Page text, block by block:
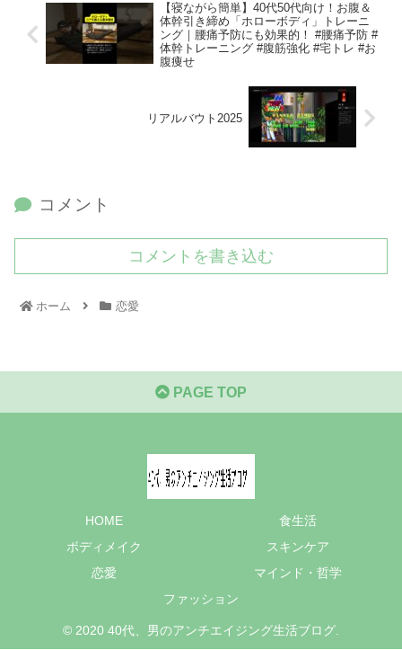
【寝ながら簡単】40代50代向け！お腹＆
体幹引き締め「ホローボディ」トレーニ
ング｜腰痛予防にも効果的！ #腰痛予防 #
体幹トレーニング #腹筋強化 #宅トレ #お
腹痩せ
リアルバウト2025
コメント
コメントを書き込む
ホーム 恋愛
PAGE TOP
HOME
食生活
ボディメイク
スキンケア
恋愛
マインド・哲学
ファッション
© 2020 40代、男のアンチエイジング生活ブログ.